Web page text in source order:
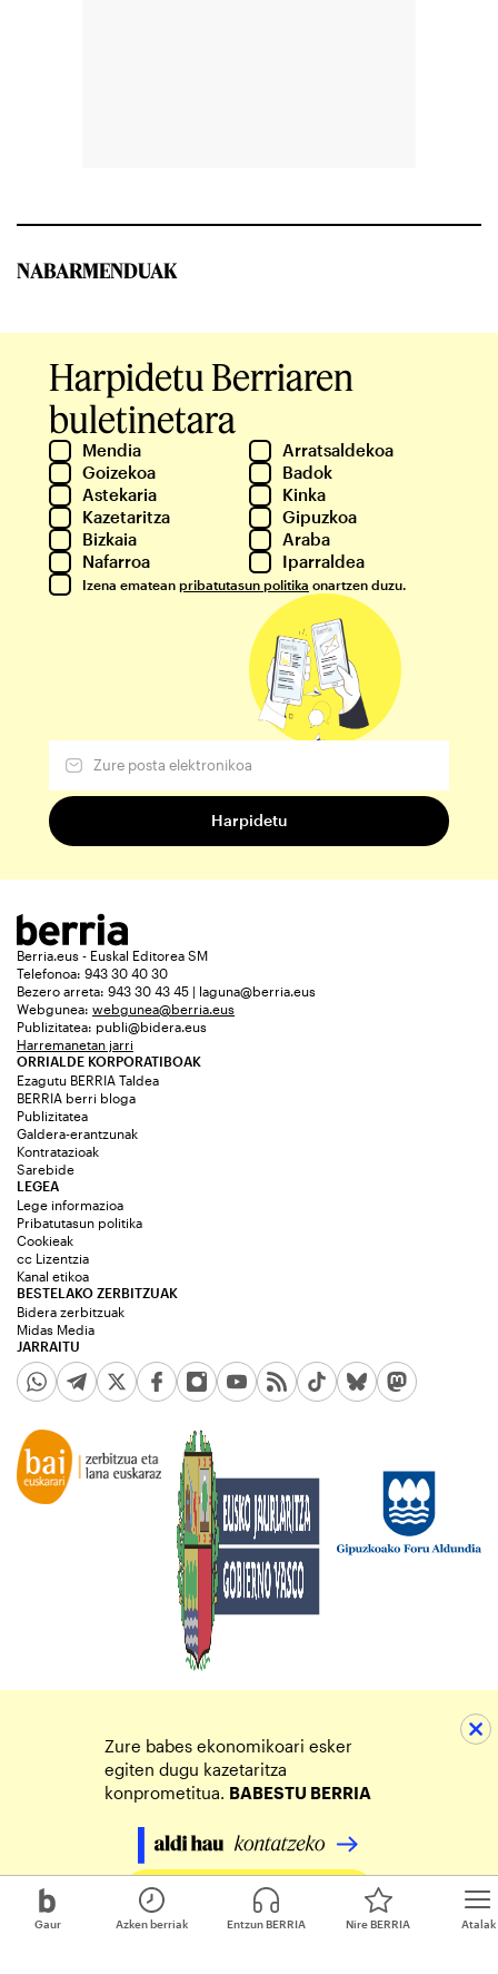
Gaur Atalak
Azken berriak Entzun BERRIA Nire BERRIA
NABARMENDUAK
Harpidetu Berriaren
buletinetara
Mendia
Arratsaldekoa
Goizekoa
Badok
Astekaria
Kinka
Kazetaritza
Gipuzkoa
Bizkaia
Araba
Nafarroa
Iparraldea
Izena ematean pribatutasun politika onartzen duzu.
Berria.eus - Euskal Editorea SM
Telefonoa: 943 30 40 30
Bezero arreta: 943 30 43 45 | laguna@berria.eus
Webgunea: webgunea@berria.eus
Publizitatea: publi@bidera.eus
Harremanetan jarri
ORRIALDE KORPORATIBOAK
Ezagutu BERRIA Taldea
BERRIA berri bloga
Publizitatea
Galdera-erantzunak
Kontratazioak
Sarebide
JARRAITU
LEGEA
Lege informazioa
Pribatutasun politika
Cookieak
cc Lizentzia
Kanal etikoa
BESTELAKO ZERBITZUAK
Bidera zerbitzuak
Midas Media
Zure babes ekonomikoari esker
egiten dugu kazetaritza
konprometitua. BABESTU BERRIA
Egin zure ekarpena